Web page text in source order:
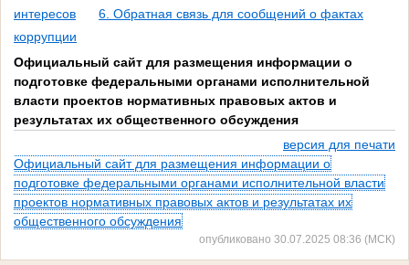
интересов
6. Обратная связь для сообщений о фактах
коррупции
Официальный сайт для размещения информации о
подготовке федеральными органами исполнительной
власти проектов нормативных правовых актов и
результатах их общественного обсуждения
версия для печати
Официальный сайт для размещения информации о
подготовке федеральными органами исполнительной власти
проектов нормативных правовых актов и результатах их
общественного обсуждения
опубликовано 30.07.2025 08:36 (МСК)